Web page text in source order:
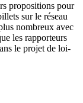
propositions pour
sur le réseau
nombreux avec
les rapporteurs
le projet de loi-